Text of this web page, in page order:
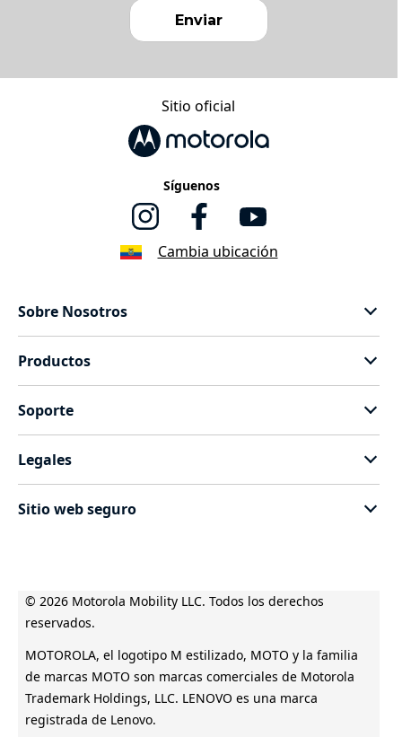
Enviar
Sitio oficial
Síguenos
Cambia ubicación
Sobre Nosotros
Términos de uso
Política de Privacidad
Productos
motorola Signature
moto g
Soporte
Actualizaciones del sistema
Legales
Términos y Condiciones "Balones Dorados #2"
Sitio web seguro
© 2026 Motorola Mobility LLC. Todos los derechos
reservados.
MOTOROLA, el logotipo M estilizado, MOTO y la familia
de marcas MOTO son marcas comerciales de Motorola
Trademark Holdings, LLC. LENOVO es una marca
registrada de Lenovo.